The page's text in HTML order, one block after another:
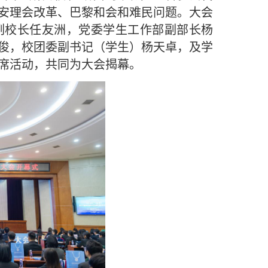
理会改革、巴黎和会和难民问题。大会
长任友洲，党委学生工作部副部长杨
，校团委副书记（学生）杨天卓，及学
动，共同为大会揭幕。